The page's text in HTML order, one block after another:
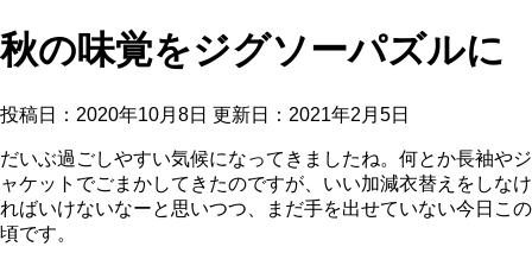
秋の味覚をジグソーパズルに
投稿日：2020年10月8日 更新日： 2021年2月5日
だいぶ過ごしやすい気候になってきましたね。何とか長袖やジ
ャケットでごまかしてきたのですが、いい加減衣替えをしなけ
ればいけないなーと思いつつ、まだ手を出せていない今日この
頃です。